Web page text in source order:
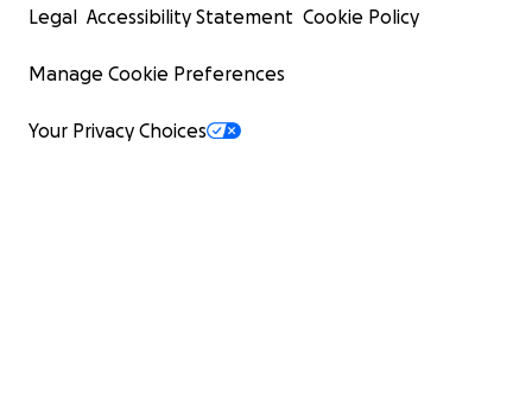
Legal Accessibility Statement Cookie Policy
Manage Cookie Preferences
Your Privacy Choices